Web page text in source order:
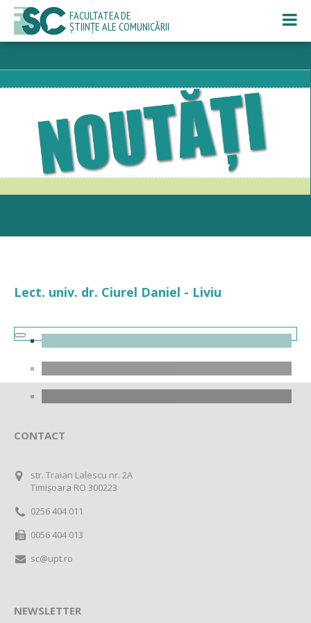
FACULTATEA DE
ȘTIINȚE ALE COMUNICĂRII
Lect. univ. dr. Ciurel Daniel - Liviu
CONTACT
str. Traian Lalescu nr. 2A
Timișoara RO 300223
0256 404 011
0056 404 013
sc@upt.ro
NEWSLETTER